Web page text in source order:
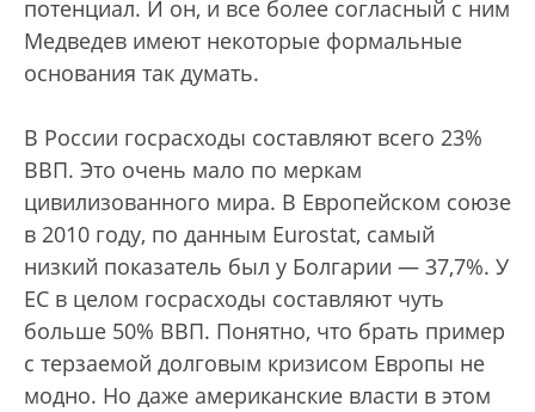
потенциал. И он, и все более согласный с ним
Медведев имеют некоторые формальные
основания так думать.
В России госрасходы составляют всего 23%
ВВП. Это очень мало по меркам
цивилизованного мира. В Европейском союзе
в 2010 году, по данным Eurostat, самый
низкий показатель был у Болгарии — 37,7%. У
ЕС в целом госрасходы составляют чуть
больше 50% ВВП. Понятно, что брать пример
с терзаемой долговым кризисом Европы не
модно. Но даже американские власти в этом